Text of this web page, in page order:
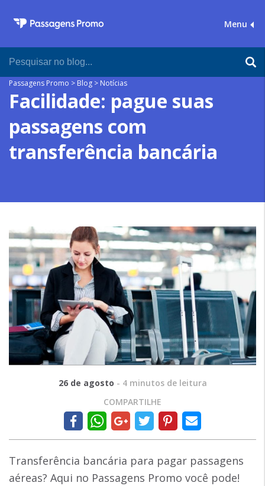
Menu
Passagens Promo > Blog > Notícias
Facilidade: pague suas
passagens com
transferência bancária
26 de agosto - 4 minutos de leitura
COMPARTILHE
Transferência bancária para pagar passagens
aéreas? Aqui no Passagens Promo você pode!